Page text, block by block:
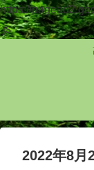
https://
.js
2022年8月